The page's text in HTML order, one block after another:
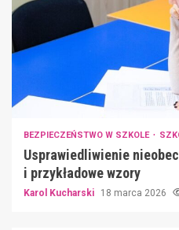
BEZPIECZEŃSTWO W SZKOLE
Usprawiedliwienie
i przykładowe wzory
Karol Kucharski 18 marca 2026